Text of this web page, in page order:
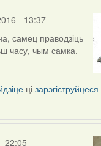
- 13:37
самец праводзіць
часу, чым самка.
цізарэгіструйцеся
22:05